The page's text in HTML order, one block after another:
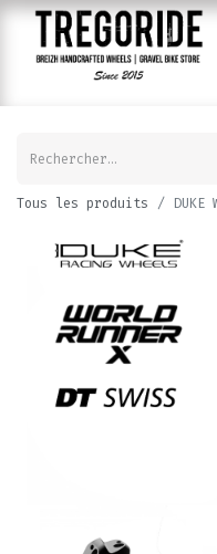
Tous les produits DUKE